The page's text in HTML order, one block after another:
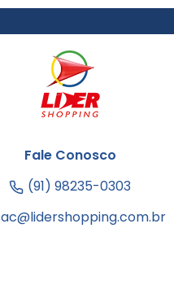
Fale Conosco
(91) 98235-0303